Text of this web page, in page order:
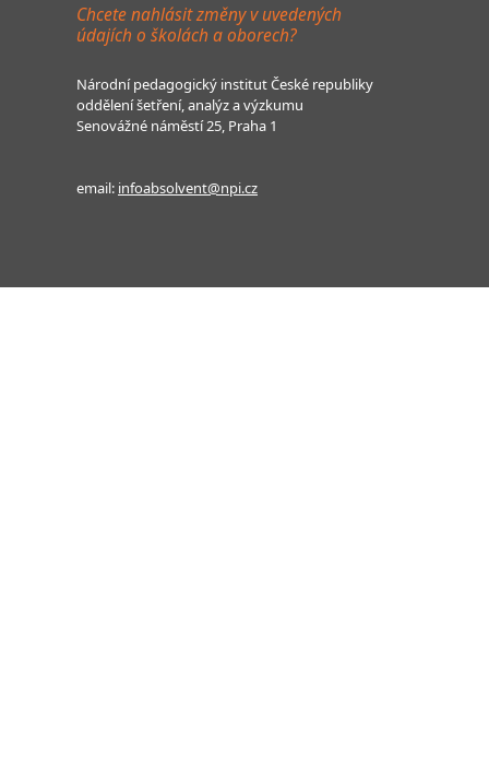
Chcete nahlásit změny v uvedených
údajích o školách a oborech?
Národní pedagogický institut České republiky
oddělení šetření, analýz a výzkumu
Senovážné náměstí 25, Praha 1
email: infoabsolvent@npi.cz